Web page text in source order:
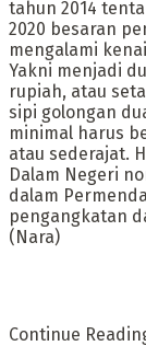
tahun 2014
2020 besaran
mengalami
Yakni menjadi
rupiah, atau
sipi golongan
minimal harus
atau sederajat.
Dalam Negeri
dalam
pengangkatan
(Nara)
Continue